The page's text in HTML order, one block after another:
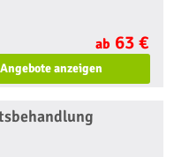
ab 63 €
Angebote anzeigen